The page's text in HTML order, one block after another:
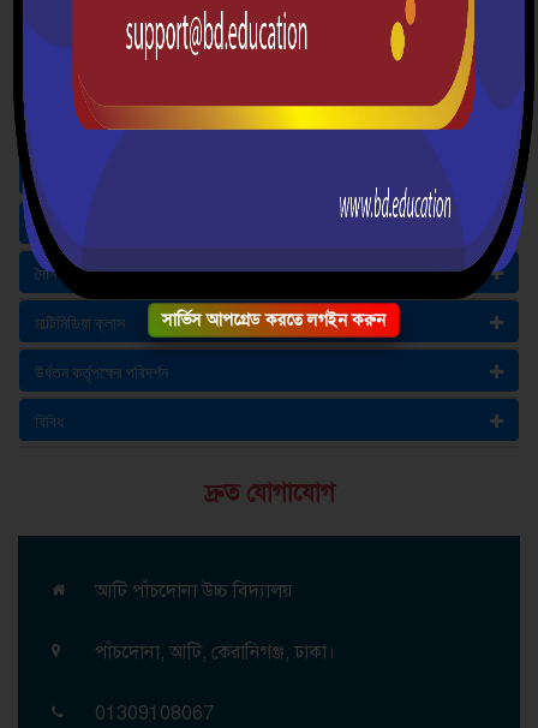
বার্ষিক ক্রিড়া ও সাংস্কৃতিক প্রতিযোগিতা
জাতীয় শিক্ষা সপ্তাহ
বিশ্ব শিক্ষক দিবস
বোর্ড পরীক্ষা
দৈনিক সমাবেশ
মাল্টিমিডিয়া ক্লাস
উর্ধতন কর্তৃপক্ষের পরিদর্শন
বিবিধ
সার্ভিস আপগ্রেড করতে লগইন করুন
দ্রুত যোগাযোগ
আটি পাঁচদোনা উচ্চ বিদ্যালয়
পাঁচদোনা, আটি, কেরানিগঞ্জ, ঢাকা।
01309108067